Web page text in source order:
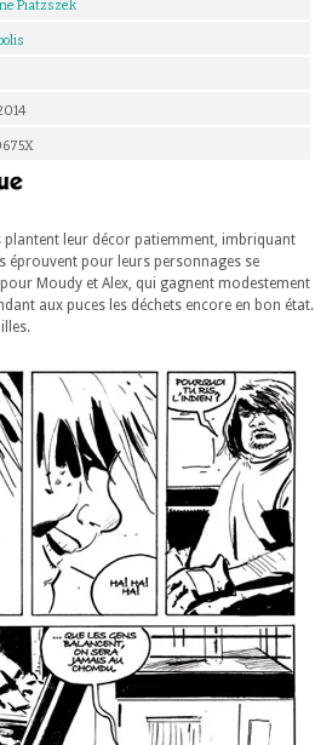
Piatzszek
plantent leur décor patiemment, imbriquant
éprouvent pour leurs personnages se
Moudy et Alex, qui gagnent modestement
aux puces les déchets encore en bon état.